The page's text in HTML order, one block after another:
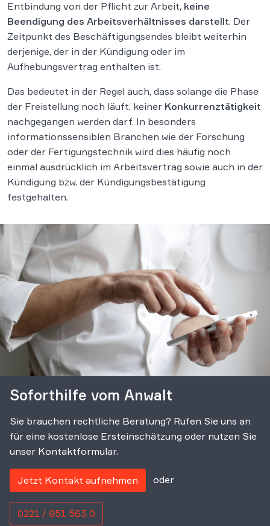
Entbindung von der Pflicht zur Arbeit, keine
Beendigung des Arbeitsverhältnisses darstellt. Der
Zeitpunkt des Beschäftigungsendes bleibt weiterhin
derjenige, der in der Kündigung oder im
Aufhebungsvertrag enthalten ist.
Das bedeutet in der Regel auch, dass solange die Phase
der Freistellung noch läuft, keiner Konkurrenztätigkeit
nachgegangen werden darf. In besonders
informationssensiblen Branchen wie der Forschung
oder der Fertigungstechnik wird dies häufig noch
einmal ausdrücklich im Arbeitsvertrag sowie auch in der
Kündigung bzw. der Kündigungsbestätigung
festgehalten.
Soforthilfe vom Anwalt
Sie brauchen rechtliche Beratung? Rufen Sie uns an
für eine kostenlose Ersteinschätzung oder nutzen Sie
unser Kontaktformular.
Jetzt Kontakt aufnehmen oder
0221 / 951 563 0